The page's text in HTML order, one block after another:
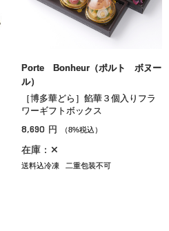
Porte Bonheur（ポルト ボヌー
ル）
［博多華どら］餡華３個入りフラ
ワーギフトボックス
8,690 円 （8%税込）
在庫：✕
送料込冷凍 二重包装不可